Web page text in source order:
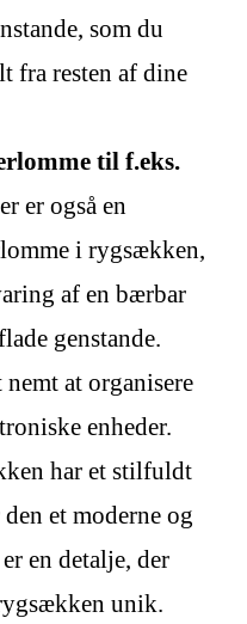
som du
fra resten af dine
til f.eks.
er også en
i rygsækken,
af en bærbar
genstande.
at organisere
enheder.
har et stilfuldt
et moderne og
en detalje, der
unik.